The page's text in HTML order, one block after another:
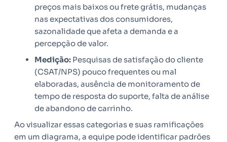
preços mais baixos ou frete grátis, mudanças
nas expectativas dos consumidores,
sazonalidade que afeta a demanda e a
percepção de valor.
Medição: Pesquisas de satisfação do cliente
(CSAT/NPS) pouco frequentes ou mal
elaboradas, ausência de monitoramento de
tempo de resposta do suporte, falta de análise
de abandono de carrinho.
Ao visualizar essas categorias e suas ramificações
em um diagrama, a equipe pode identificar padrões